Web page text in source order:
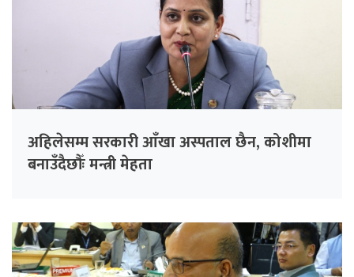
अहिलेसम्म सरकारी आँखा अस्पताल छैन, कोशीमा
बनाउँदैछौँः मन्त्री मेहता